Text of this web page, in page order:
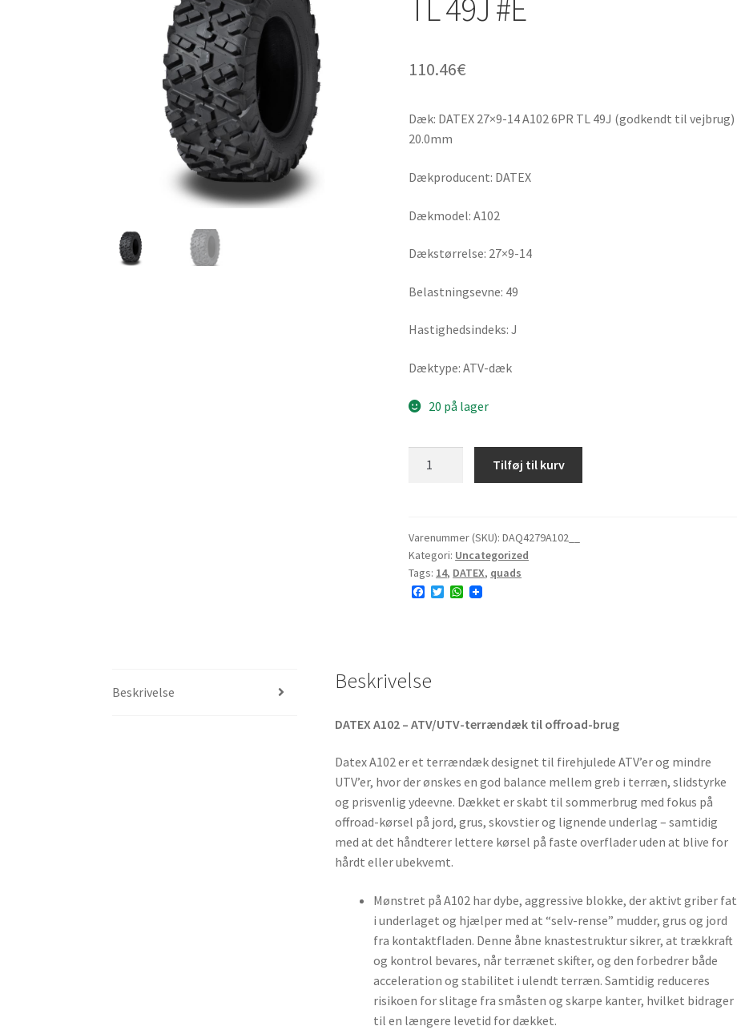
TL 49J #E
110.46€
Dæk: DATEX 27×9-14 A102 6PR TL 49J (godkendt til vejbrug)
20.0mm
Dækproducent: DATEX
Dækmodel: A102
Dækstørrelse: 27×9-14
Belastningsevne: 49
Hastighedsindeks: J
Dæktype: ATV-dæk
20 på lager
6PR
TL
49J
#E
Tilføj til kurv
Varenummer (SKU):DAQ4279A102__
Kategori: Uncategorized
Tags: 14, DATEX, quads
F
k
T
W
Beskrivelse Beskrivelse
DATEX A102 – ATV/UTV-terrændæk til offroad-brug
Datex A102 er et terrændæk designet til firehjulede ATV’er og mindre
UTV’er, hvor der ønskes en god balance mellem greb i terræn, slidstyrke
og prisvenlig ydeevne. Dækket er skabt til sommerbrug med fokus på
offroad-kørsel på jord, grus, skovstier og lignende underlag – samtidig
med at det håndterer lettere kørsel på faste overflader uden at blive for
hårdt eller ubekvemt.
Mønstret på A102 har dybe, aggressive blokke, der aktivt griber fat
i underlaget og hjælper med at “selv-rense” mudder, grus og jord
fra kontaktfladen. Denne åbne knastestruktur sikrer, at trækkraft
og kontrol bevares, når terrænet skifter, og den forbedrer både
acceleration og stabilitet i ulendt terræn. Samtidig reduceres
risikoen for slitage fra småsten og skarpe kanter, hvilket bidrager
til en længere levetid for dækket.